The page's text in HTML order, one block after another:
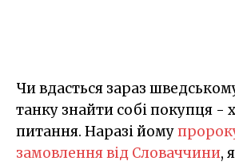
Чи вдасться зараз
танку знайти собі покупця -
питання. Наразі йому
замовлення від Словаччини,